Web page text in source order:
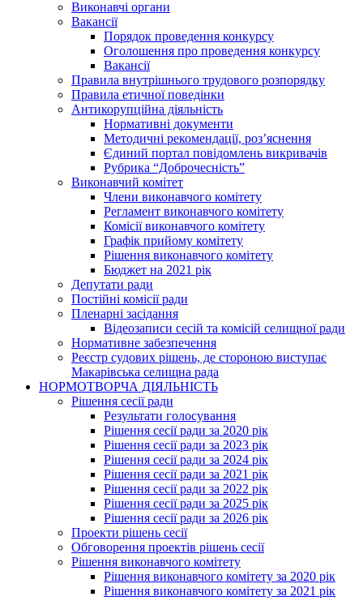
Виконавчі органи
Вакансії
Порядок проведення конкурсу
Оголошення про проведення конкурсу
Вакансії
Правила внутрішнього трудового розпорядку
Правила етичної поведінки
Антикорупційна діяльність
Нормативні документи
Методичні рекомендації, роз’яснення
Єдиний портал повідомлень викривачів
Рубрика “Доброчесність”
Виконавчий комітет
Члени виконавчого комітету
Регламент виконавчого комітету
Комісії виконавчого комітету
Графік прийому комітету
Рішення виконавчого комітету
Бюджет на 2021 рік
Депутати ради
Постійні комісії ради
Пленарні засідання
Відеозаписи сесій та комісій селищної ради
Нормативне забезпечення
Реєстр судових рішень, де стороною виступає
Макарівська селищна рада
НОРМОТВОРЧА ДІЯЛЬНІСТЬ
Рішення сесії ради
Результати голосування
Рішення сесії ради за 2020 рік
Рішення сесії ради за 2023 рік
Рішення сесії ради за 2024 рік
Рішення сесії ради за 2021 рік
Рішення сесії ради за 2022 рік
Рішення сесії ради за 2025 рік
Рішення сесії ради за 2026 рік
Проекти рішень сесії
Обговорення проектів рішень сесії
Рішення виконавчого комітету
Рішення виконавчого комітету за 2020 рік
Рішення виконавчого комітету за 2021 рік